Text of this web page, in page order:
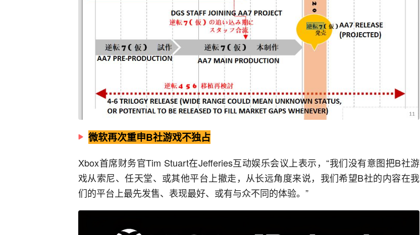
微软再次重申B社游戏不独占
Xbox首席财务官Tim Stuart在Jefferies互动娱乐会议上表示，“我们没有意图把B社游
戏从索尼、任天堂、或其他平台上撤走，从长远角度来说，我们希望B社的内容在我
们的平台上最先发售、表现最好、或有与众不同的体验。”